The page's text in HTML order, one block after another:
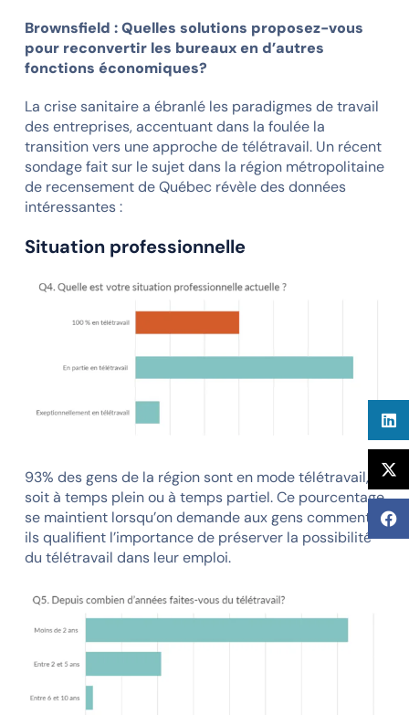
Brownsfield : Quelles solutions proposez-vous
pour reconvertir les bureaux en d’autres
fonctions économiques?
La crise sanitaire a ébranlé les paradigmes de travail
des entreprises, accentuant dans la foulée la
transition vers une approche de télétravail. Un récent
sondage fait sur le sujet dans la région métropolitaine
de recensement de Québec révèle des données
intéressantes :
Situation professionnelle
93% des gens de la région sont en mode télétravail,
soit à temps plein ou à temps partiel. Ce pourcentage
se maintient lorsqu’on demande aux gens comment
ils qualifient l’importance de préserver la possibilité
du télétravail dans leur emploi.